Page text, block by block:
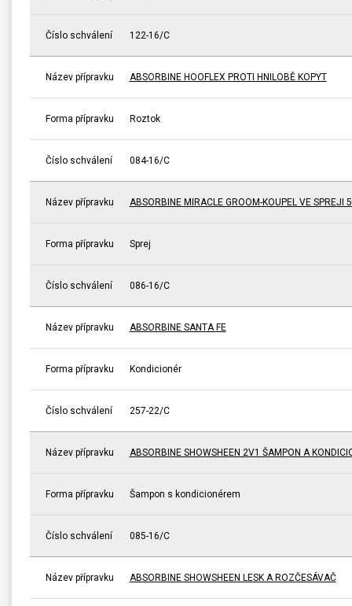
Číslo schválení 122-16/C
Název přípravku ABSORBINE HOOFLEX PROTI HNILOBĚ KOPYT
Forma přípravku Roztok
Číslo schválení 084-16/C
Název přípravku ABSORBINE MIRACLE GROOM-KOUPEL VE SPREJI
Forma přípravku Sprej
Číslo schválení 086-16/C
Název přípravku ABSORBINE SANTA FE
Forma přípravku Kondicionér
Číslo schválení 257-22/C
Název přípravku ABSORBINE SHOWSHEEN 2V1 ŠAMPON A
Forma přípravku Šampon s kondicionérem
Číslo schválení 085-16/C
Název přípravku ABSORBINE SHOWSHEEN LESK A ROZČESÁVAČ